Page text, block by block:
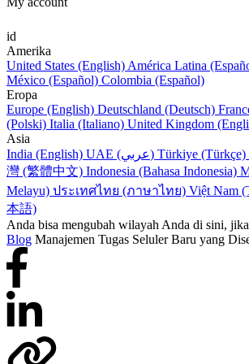
id
Amerika
United States (English) América Latina
México (Español) Colombia (Español)
Eropa
Europe (English) Deutschland (Deutsch)
(Polski) Italia (Italiano) United Kingdom
Asia
India (English)
UAE (عربي) Türkiye (Türkçe)
灣 (繁體中文) Indonesia (Bahasa Indonesia)
Melayu) ประเทศไทย (ภาษาไทย) Việt Nam
本語)
Anda bisa mengubah wilayah Anda di sini,
Blog Manajemen Tugas Seluler Baru yang